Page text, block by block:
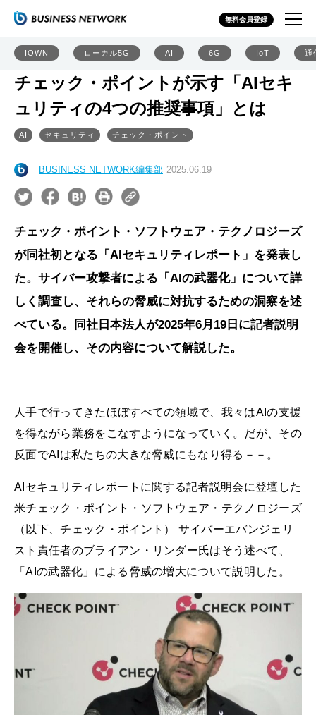
無料会員登録
IOWN ローカル5G AI 6G IoT 通
チェック・ポイントが示す「AIセキ
ュリティの4つの推奨事項」とは
AI セキュリティ チェック・ポイント
BUSINESS NETWORK編集部 2025.06.19
チェック・ポイント・ソフトウェア・テクノロジーズ
が同社初となる「AIセキュリティレポート」を発表し
た。サイバー攻撃者による「AIの武器化」について詳
しく調査し、それらの脅威に対抗するための洞察を述
べている。同社日本法人が2025年6月19日に記者説明
会を開催し、その内容について解説した。
人手で行ってきたほぼすべての領域で、我々はAIの支援
を得ながら業務をこなすようになっていく。だが、その
反面でAIは私たちの大きな脅威にもなり得る－－。
AIセキュリティレポートに関する記者説明会に登壇した
米チェック・ポイント・ソフトウェア・テクノロジーズ
（以下、チェック・ポイント） サイバーエバンジェリ
スト責任者のブライアン・リンダー氏はそう述べて、
「AIの武器化」による脅威の増大について説明した。